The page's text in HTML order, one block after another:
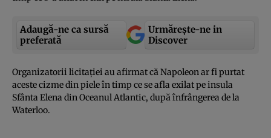
Adaugă-ne ca sursă
preferată
Urmărește-ne in
Discover
Organizatorii licitaţiei au afirmat că Napoleon ar fi purtat
aceste cizme din piele în timp ce se afla exilat pe insula
Sfânta Elena din Oceanul Atlantic, după înfrângerea de la
Waterloo.